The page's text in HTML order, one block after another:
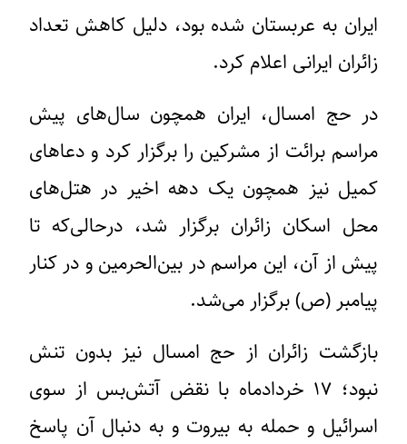
ایران به عربستان شده بود، دلیل کاهش تعداد
زائران ایرانی اعلام کرد.
در حج امسال، ایران همچون سال‌های پیش
مراسم برائت از مشرکین را برگزار کرد و دعاهای
کمیل نیز همچون یک دهه اخیر در هتل‌های
محل اسکان زائران برگزار شد، درحالی‌که تا
پیش از آن، این مراسم در بین‌الحرمین و در کنار
پیامبر (ص) برگزار می‌شد.
بازگشت زائران از حج امسال نیز بدون تنش
نبود؛ ۱۷ خردادماه با نقض آتش‌بس از سوی
اسرائیل و حمله به بیروت و به دنبال آن پاسخ